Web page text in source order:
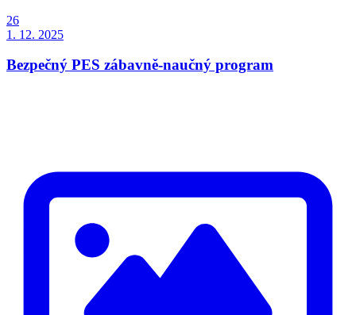
26
1. 12. 2025
Bezpečný PES zábavně-naučný program